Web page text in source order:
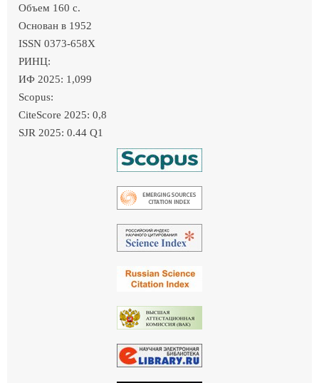
Объем 160 c.
Основан в 1952
ISSN 0373-658X
РИНЦ:
ИФ 2025: 1,099
Scopus:
CiteScore 2025: 0,8
SJR 2025: 0.44 Q1